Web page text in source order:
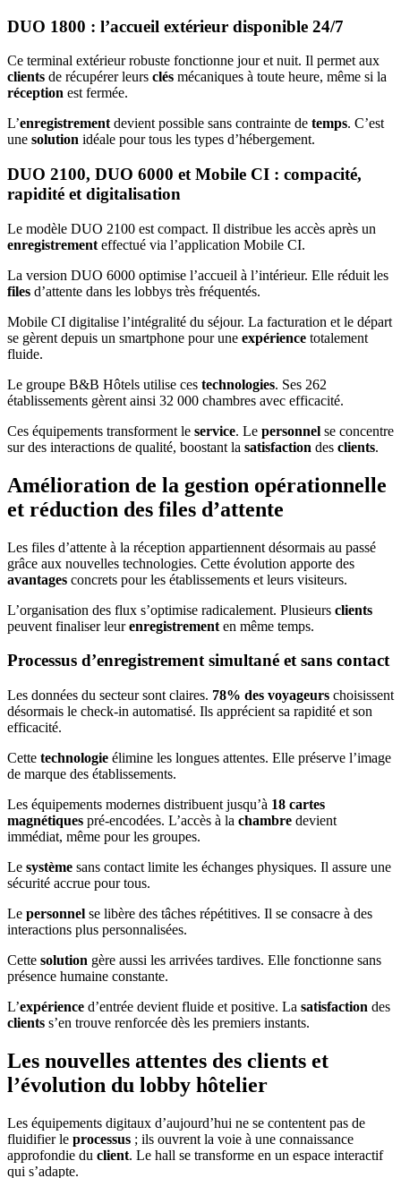
DUO 1800 : l’accueil extérieur disponible 24/7
Ce terminal extérieur robuste fonctionne jour et nuit. Il permet aux
clients de récupérer leurs clés mécaniques à toute heure, même si la
réception est fermée.
L’enregistrement devient possible sans contrainte de temps. C’est
une solution idéale pour tous les types d’hébergement.
DUO 2100, DUO 6000 et Mobile CI : compacité,
rapidité et digitalisation
Le modèle DUO 2100 est compact. Il distribue les accès après un
enregistrement effectué via l’application Mobile CI.
La version DUO 6000 optimise l’accueil à l’intérieur. Elle réduit les
files d’attente dans les lobbys très fréquentés.
Mobile CI digitalise l’intégralité du séjour. La facturation et le départ
se gèrent depuis un smartphone pour une expérience totalement
fluide.
Le groupe B&B Hôtels utilise ces technologies. Ses 262
établissements gèrent ainsi 32 000 chambres avec efficacité.
Ces équipements transforment le service. Le personnel se concentre
sur des interactions de qualité, boostant la satisfaction des clients.
Amélioration de la gestion opérationnelle
et réduction des files d’attente
Les files d’attente à la réception appartiennent désormais au passé
grâce aux nouvelles technologies. Cette évolution apporte des
avantages concrets pour les établissements et leurs visiteurs.
L’organisation des flux s’optimise radicalement. Plusieurs clients
peuvent finaliser leurenregistrement en même temps.
Processus d’enregistrement simultané et sans contact
Les données du secteur sont claires. 78% des voyageurs choisissent
désormais le check-in automatisé. Ils apprécient sa rapidité et son
efficacité.
Cette technologie élimine les longues attentes. Elle préserve l’image
de marque des établissements.
Les équipements modernes distribuent jusqu’à 18 cartes
magnétiques pré-encodées. L’accès à la chambre devient
immédiat, même pour les groupes.
Le système sans contact limite les échanges physiques. Il assure une
sécurité accrue pour tous.
Le personnel se libère des tâches répétitives. Il se consacre à des
interactions plus personnalisées.
Cette solution gère aussi les arrivées tardives. Elle fonctionne sans
présence humaine constante.
L’expérience d’entrée devient fluide et positive. La satisfaction des
clients s’en trouve renforcée dès les premiers instants.
Les nouvelles attentes des clients et
l’évolution du lobby hôtelier
Les équipements digitaux d’aujourd’hui ne se contentent pas de
fluidifier le processus ; ils ouvrent la voie à une connaissance
approfondie du client. Le hall se transforme en un espace interactif
qui s’adapte.